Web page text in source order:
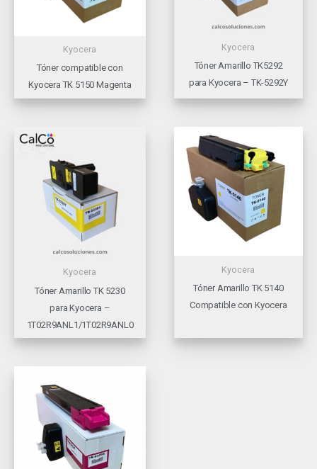
Kyocera
Tóner compatible con
Kyocera TK 5150 Magenta
Kyocera
Tóner Amarillo TK5292
para Kyocera – TK-5292Y
Kyocera
Tóner Amarillo TK 5230
para Kyocera –
1T02R9ANL1/1T02R9ANL0
Kyocera
Tóner Amarillo TK 5140
Compatible con Kyocera